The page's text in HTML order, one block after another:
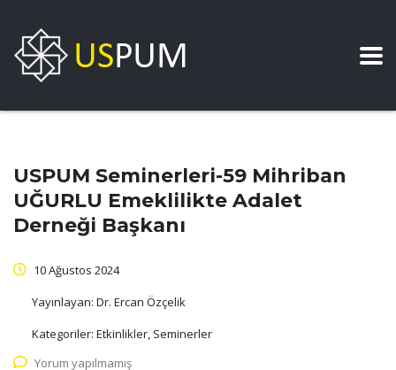
USPUM Seminerleri-59 Mihriban
UĞURLU Emeklilikte Adalet
Derneği Başkanı
10 Ağustos 2024
Yayınlayan: Dr. Ercan Özçelik
Kategoriler: Etkinlikler, Seminerler
Yorum yapılmamış